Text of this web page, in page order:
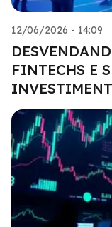
12/06/2026 - 14:09
FINTECHS E